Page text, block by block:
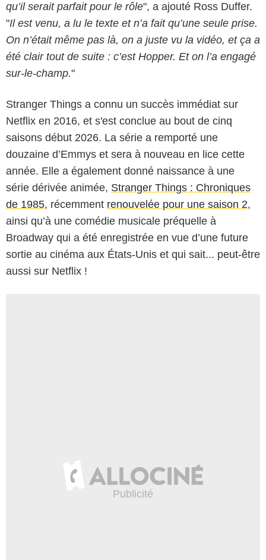
qu’il serait parfait pour le rôle", a ajouté Ross Duffer.
"Il est venu, a lu le texte et n’a fait qu’une seule prise.
On n’était même pas là, on a juste vu la vidéo, et ça a
été clair tout de suite : c’est Hopper. Et on l’a engagé
sur-le-champ."
Stranger Things a connu un succès immédiat sur
Netflix en 2016, et s'est conclue au bout de cinq
saisons début 2026. La série a remporté une
douzaine d’Emmys et sera à nouveau en lice cette
année. Elle a également donné naissance à une
série dérivée animée, Stranger Things : Chroniques
de 1985, récemment renouvelée pour une saison 2,
ainsi qu’à une comédie musicale préquelle à
Broadway qui a été enregistrée en vue d’une future
sortie au cinéma aux États-Unis et qui sait... peut-être
aussi sur Netflix !